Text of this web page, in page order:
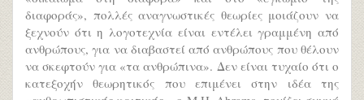
διαφοράς», πολλές αναγνωστικές θεωρίες μοιάζουν να
ξεχνούν ότι η λογοτεχνία είναι εντέλει γραμμένη από
ανθρώπους, για να διαβαστεί από ανθρώπους που θέλουν
να σκεφτούν για «τα ανθρώπινα». Δεν είναι τυχαίο ότι ο
κατεξοχήν θεωρητικός που επιμένει στην ιδέα της